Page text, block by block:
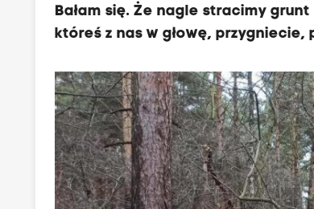
Bałam się. Że nagle stracimy
któreś z nas w głowę, przygniecie,